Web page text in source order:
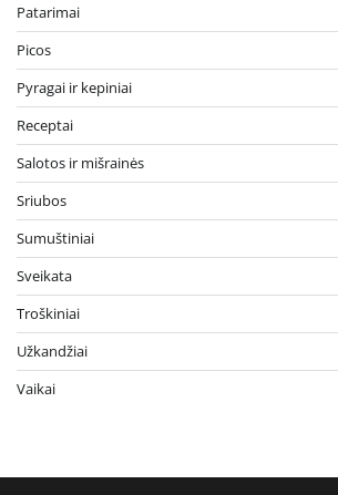
Patarimai
Picos
Pyragai ir kepiniai
Receptai
Salotos ir mišrainės
Sriubos
Sumuštiniai
Sveikata
Troškiniai
Užkandžiai
Vaikai